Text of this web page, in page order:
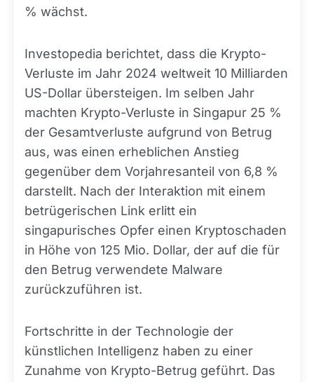
% wächst.
Investopedia berichtet, dass die Krypto-
Verluste im Jahr 2024 weltweit 10 Milliarden
US-Dollar übersteigen. Im selben Jahr
machten Krypto-Verluste in Singapur 25 %
der Gesamtverluste aufgrund von Betrug
aus, was einen erheblichen Anstieg
gegenüber dem Vorjahresanteil von 6,8 %
darstellt. Nach der Interaktion mit einem
betrügerischen Link erlitt ein
singapurisches Opfer einen Kryptoschaden
in Höhe von 125 Mio. Dollar, der auf die für
den Betrug verwendete Malware
zurückzuführen ist.
Fortschritte in der Technologie der
künstlichen Intelligenz haben zu einer
Zunahme von Krypto-Betrug geführt. Das